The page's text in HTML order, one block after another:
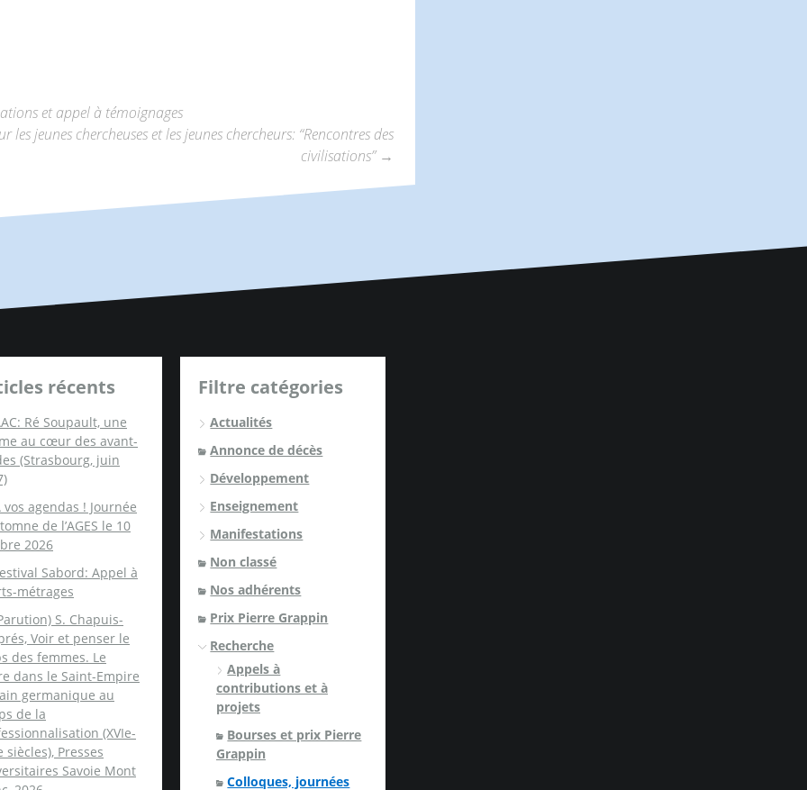
et appel à témoignages
jeunes chercheuses et les jeunes chercheurs: “Rencontres des
civilisations” →
récents
Ré Soupault, une
au cœur des avant-
(Strasbourg, juin
vos agendas ! Journée
de l’AGES le 10
2026
Sabord: Appel à
métrages
S. Chapuis-
Voir et penser le
des femmes. Le
dans le Saint-Empire
germanique au
de la
(XVIe-
siècles), Presses
Savoie Mont
Filtre catégories
Actualités
Annonce de décès
Développement
Enseignement
Manifestations
Non classé
Nos adhérents
Prix Pierre Grappin
Recherche
Appels à
contributions et à
projets
Bourses et prix Pierre
Grappin
Colloques, journées